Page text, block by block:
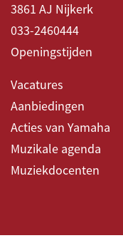
3861 AJ Nijkerk
033-2460444
Openingstijden
Vacatures
Aanbiedingen
Acties van Yamaha
Muzikale agenda
Muziekdocenten